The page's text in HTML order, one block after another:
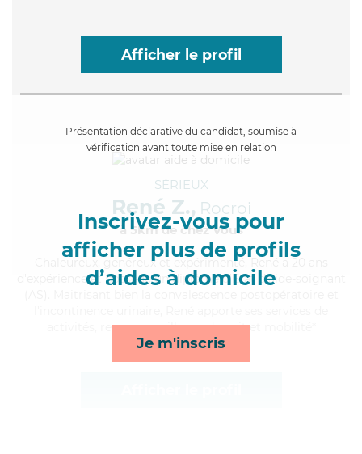
Afficher le profil
Présentation déclarative du candidat, soumise à
vérification avant toute mise en relation
Inscrivez-vous pour
afficher plus de profils
d’aides à domicile
Je m'inscris
SÉRIEUX
René Z., Rocroi
à 5km de chez Vous
, généreux et expérimenté, René a 20 ans
d'expérience et possède un diplôme d'Etat d'aide-soignant
activités, repas, surveillance de nuit et mobilité*